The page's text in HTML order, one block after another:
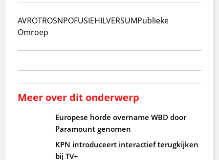
AVROTROSNPOFUSIEHILVERSUMPublieke
Omroep
Meer over dit onderwerp
Europese horde overname WBD door
Paramount genomen
KPN introduceert interactief terugkijken
bij TV+